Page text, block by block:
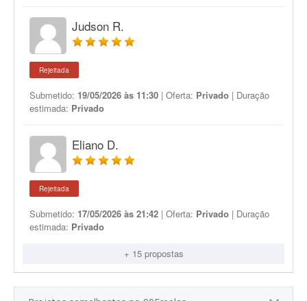
Judson R.
Rejeitada
Submetido: 19/05/2026 às 11:30 | Oferta: Privado | Duração
estimada: Privado
Eliano D.
Rejeitada
Submetido: 17/05/2026 às 21:42 | Oferta: Privado | Duração
estimada: Privado
+ 15 propostas